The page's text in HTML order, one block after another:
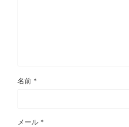
名前 *
メール *